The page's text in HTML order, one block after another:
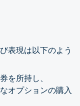
表現は以下のよう
を所持し、
オプションの購入